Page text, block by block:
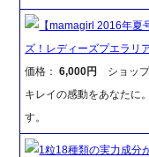
【mamagirl 2016年
ズ！レディーズプエラリ
価格：6,000円
ショップ
キレイの感動をあなたに
す。
1粒18種類の実力成分